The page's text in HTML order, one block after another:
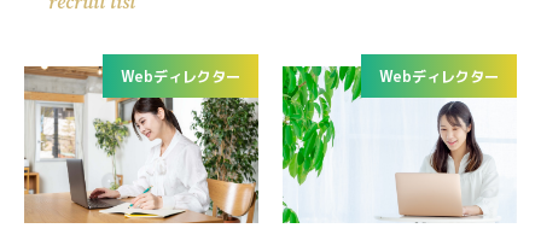
Webディレクター Webディレクター